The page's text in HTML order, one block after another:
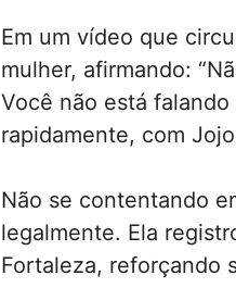
Em um vídeo que
mulher, afirmando:
Você não está
rapidamente, com
Não se contentando
legalmente. Ela
Fortaleza, reforçando